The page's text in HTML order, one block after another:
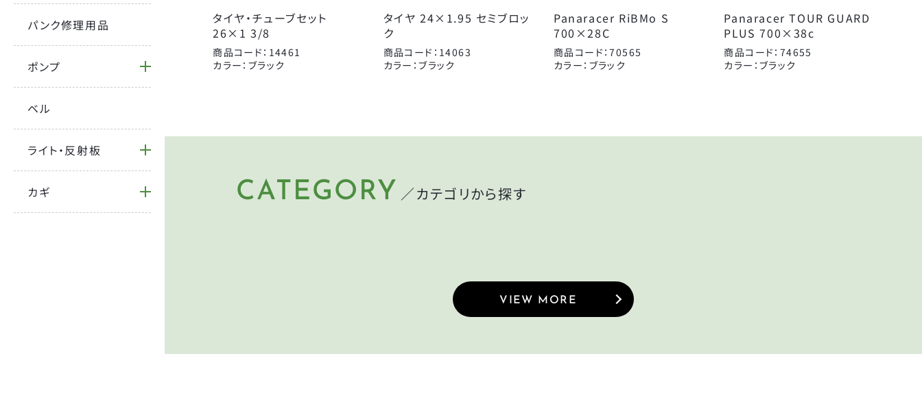
CLOSE
箕浦 その他
CLOSE
パンク修理用品
ポンプ
ベル
ライト・反射板
カギ
タイヤ・チューブセット
26×1 3/8
商品コード：14461
カラー：ブラック
タイヤ 24×1.95 セミブロッ
ク
商品コード：14063
カラー：ブラック
Panaracer RiBMo S
700×28C
商品コード：70565
カラー：ブラック
Panaracer TOUR GUARD
PLUS 700×38c
商品コード：74655
カラー：ブラック
CATEGORY ／カテゴリから探す
HELMET LIGHT
VIEW MORE